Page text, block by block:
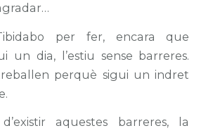
per fer, encara que
un dia, l’estiu sense barreres.
perquè sigui un indret
aquestes barreres, la